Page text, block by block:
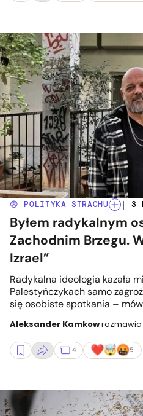
😨 POLITYKA STRACHU | 3
Byłem radykalnym
Zachodnim Brzegu.
Izrael”
Radykalna ideologia kazała
Palestyńczykach samo
się osobiste spotkania –
Aleksander Kamkowrozmawia
4 5